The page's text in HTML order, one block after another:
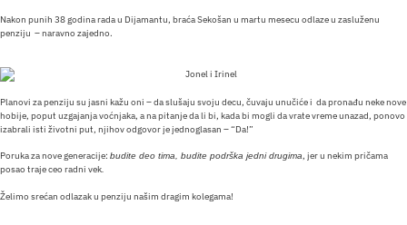
Nakon punih 38 godina rada u Dijamantu, braća Sekošan u martu mesecu odlaze u zasluženu
penziju – naravno zajedno.
Planovi za penziju su jasni kažu oni – da slušaju svoju decu, čuvaju unučiće i da pronađu neke nove
hobije, poput uzgajanja voćnjaka, a na pitanje da li bi, kada bi mogli da vrate vreme unazad, ponovo
izabrali isti životni put, njihov odgovor je jednoglasan – “Da!”
Poruka za nove generacije: budite deo tima, budite podrška jedni drugima, jer u nekim pričama
posao traje ceo radni vek
Želimo srećan odlazak u penziju našim dragim kolegama!